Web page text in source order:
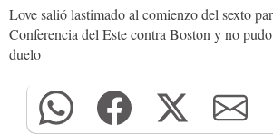
Love salió lastimado al comienzo del sexto
Conferencia del Este contra Boston y no
duelo